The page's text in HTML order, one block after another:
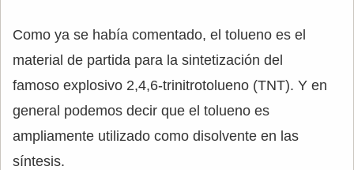
Como ya se había comentado, el tolueno es el
material de partida para la sintetización del
famoso explosivo 2,4,6-trinitrotolueno (TNT). Y en
general podemos decir que el tolueno es
ampliamente utilizado como disolvente en las
síntesis.